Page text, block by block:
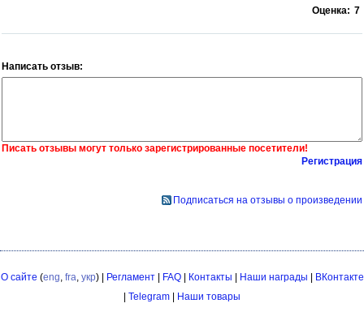
Оценка: 7
Написать отзыв:
Писать отзывы могут только зарегистрированные посетители!
Регистрация
Подписаться на отзывы о произведении
О сайте (eng, fra, укр) | Регламент| FAQ| Контакты Наши награды
ВКонтакте
Telegram Наши товары